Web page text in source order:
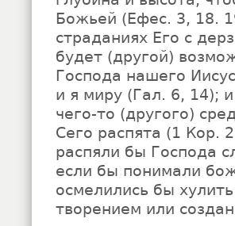
Божьей (Ефес. 3, 18.
страданиях Его с
будет (другой)
Господа нашего
и я миру (Гал. 6, 14);
чего-то (другого)
Сего распята (1 Кор.
распяли бы Господа
если бы понимали
осмелились бы
творением или